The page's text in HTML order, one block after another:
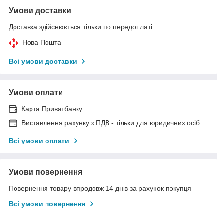
Умови доставки
Доставка здійснюється тільки по передоплаті.
Нова Пошта
Всі умови доставки
Умови оплати
Карта Приватбанку
Виставлення рахунку з ПДВ - тільки для юридичних осіб
Всі умови оплати
Умови повернення
Повернення товару впродовж 14 днів за рахунок покупця
Всі умови повернення